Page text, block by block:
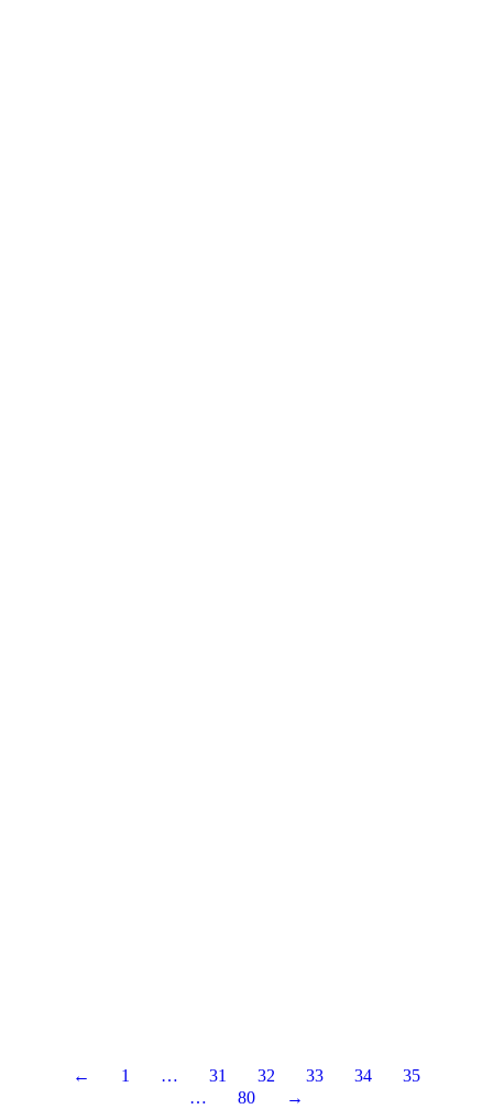
← 1 … 31 32 33 34
35
…
80 →